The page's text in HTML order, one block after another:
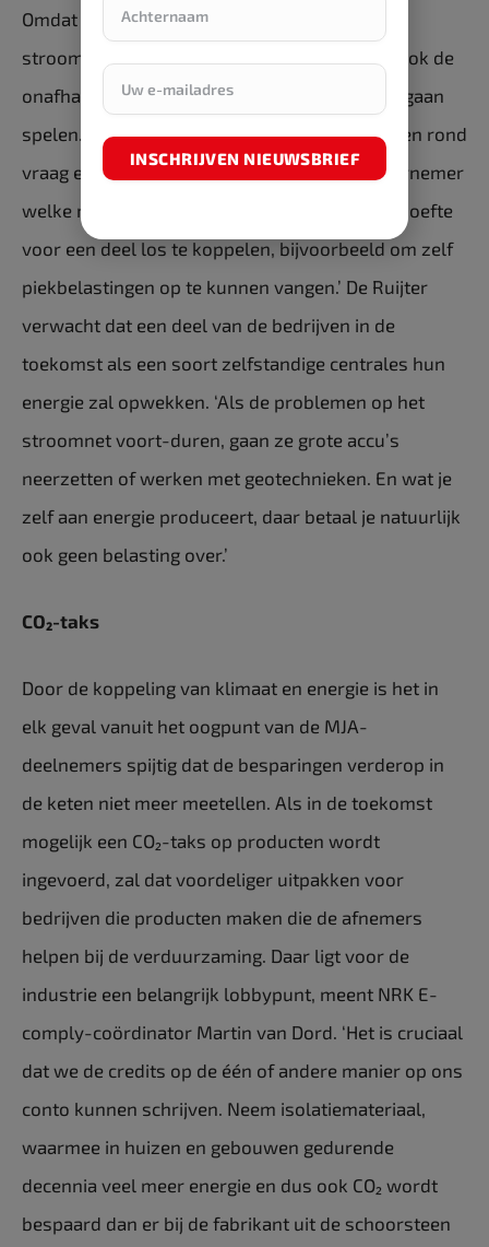
Omdat er momenteel op veel plekken op het
stroomnet sprake is van ruimtetekorten, zal ook de
onafhankelijkheid van het net een grotere rol gaan
spelen. ‘De komende jaren zullen de problemen rond
vraag en aanbod toenemen. Kijk dus als ondernemer
welke mogelijkheden je hebt om je energiebehoefte
voor een deel los te koppelen, bijvoorbeeld om zelf
piekbelastingen op te kunnen vangen.’ De Ruijter
verwacht dat een deel van de bedrijven in de
toekomst als een soort zelfstandige centrales hun
energie zal opwekken. ‘Als de problemen op het
stroomnet voort-duren, gaan ze grote accu’s
neerzetten of werken met geotechnieken. En wat je
zelf aan energie produceert, daar betaal je natuurlijk
ook geen belasting over.’
CO₂-taks
Door de koppeling van klimaat en energie is het in
elk geval vanuit het oogpunt van de MJA-
deelnemers spijtig dat de besparingen verderop in
de keten niet meer meetellen. Als in de toekomst
mogelijk een CO₂-taks op producten wordt
ingevoerd, zal dat voordeliger uitpakken voor
bedrijven die producten maken die de afnemers
helpen bij de verduurzaming. Daar ligt voor de
industrie een belangrijk lobbypunt, meent NRK E-
comply-coördinator Martin van Dord. ‘Het is cruciaal
dat we de credits op de één of andere manier op ons
conto kunnen schrijven. Neem isolatiemateriaal,
waarmee in huizen en gebouwen gedurende
decennia veel meer energie en dus ook CO₂ wordt
bespaard dan er bij de fabrikant uit de schoorsteen
INSCHRIJVEN NIEUWSBRIEF